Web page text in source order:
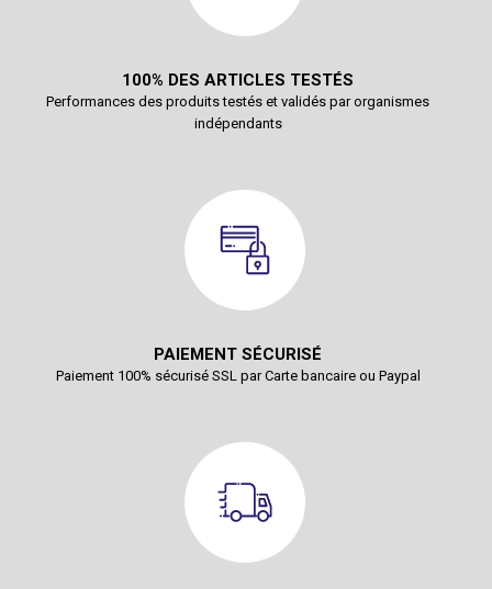
100% DES ARTICLES TESTÉS
Performances des produits testés et validés par organismes
indépendants
PAIEMENT SÉCURISÉ
Paiement 100% sécurisé SSL par Carte bancaire ou Paypal